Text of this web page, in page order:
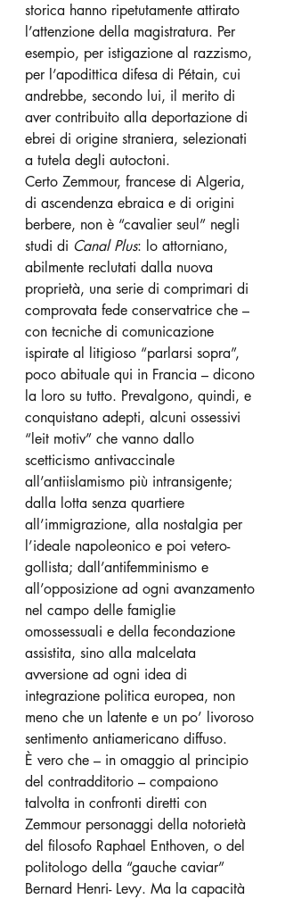
storica hanno ripetutamente attirato
l’attenzione della magistratura. Per
esempio, per istigazione al razzismo,
per l’apodittica difesa di Pétain, cui
andrebbe, secondo lui, il merito di
aver contribuito alla deportazione di
ebrei di origine straniera, selezionati
a tutela degli autoctoni.
Certo Zemmour, francese di Algeria,
di ascendenza ebraica e di origini
berbere, non è “cavalier seul” negli
studi di Canal Plus: lo attorniano,
abilmente reclutati dalla nuova
proprietà, una serie di comprimari di
comprovata fede conservatrice che –
con tecniche di comunicazione
ispirate al litigioso “parlarsi sopra”,
poco abituale qui in Francia – dicono
la loro su tutto. Prevalgono, quindi, e
conquistano adepti, alcuni ossessivi
“leit motiv” che vanno dallo
scetticismo antivaccinale
all’antiislamismo più intransigente;
dalla lotta senza quartiere
all’immigrazione, alla nostalgia per
l’ideale napoleonico e poi vetero-
gollista; dall’antifemminismo e
all’opposizione ad ogni avanzamento
nel campo delle famiglie
omossessuali e della fecondazione
assistita, sino alla malcelata
avversione ad ogni idea di
integrazione politica europea, non
meno che un latente e un po’ livoroso
sentimento antiamericano diffuso.
È vero che – in omaggio al principio
del contradditorio – compaiono
talvolta in confronti diretti con
Zemmour personaggi della notorietà
del filosofo Raphael Enthoven, o del
politologo della “gauche caviar”
Bernard Henri- Levy. Ma la capacità